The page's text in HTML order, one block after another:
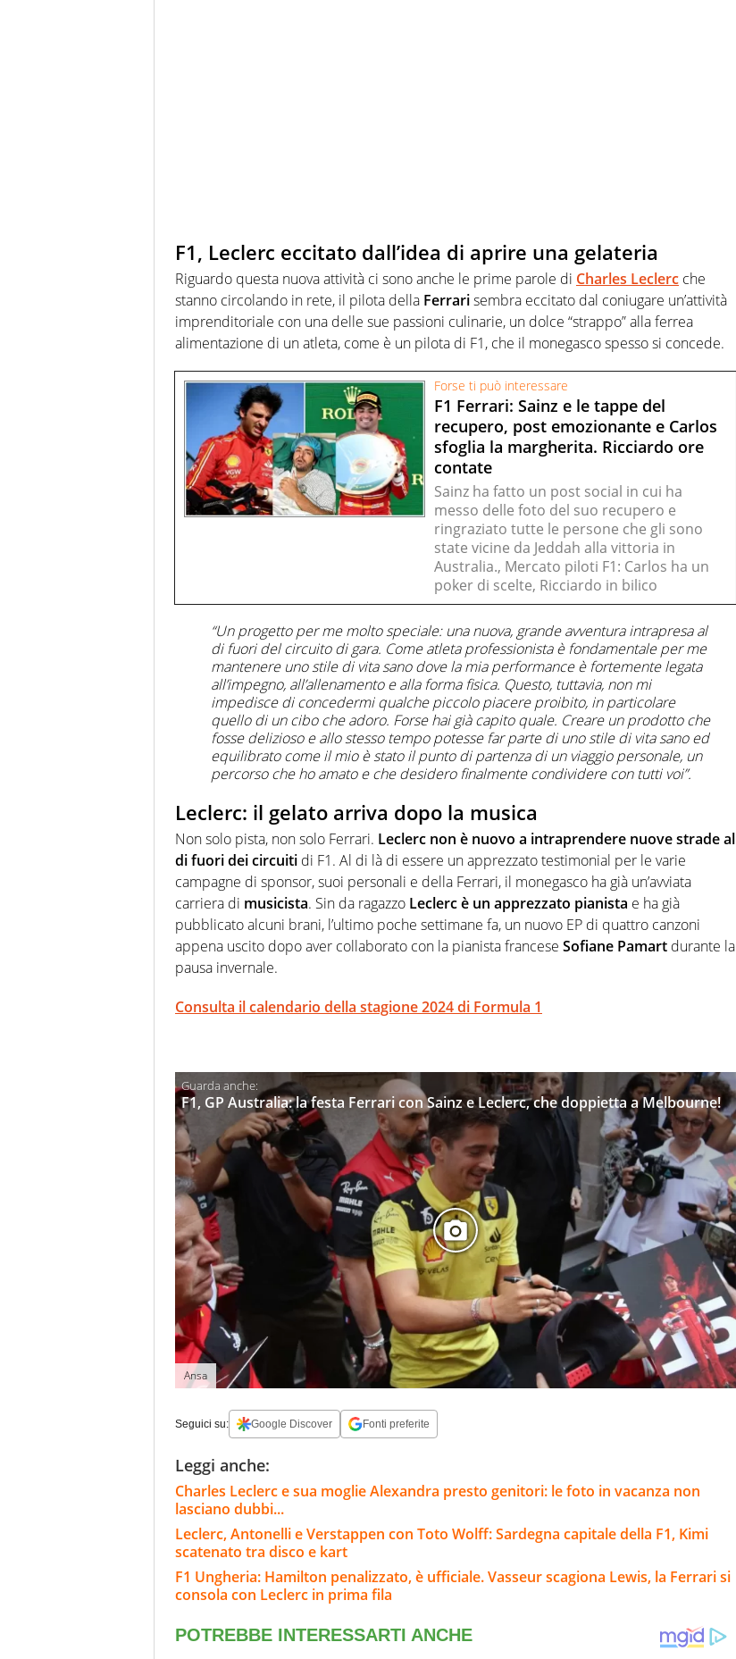
F1, Leclerc eccitato dall’idea di aprire una gelateria
Riguardo questa nuova attività ci sono anche le prime parole di Charles Leclerc che
stanno circolando in rete, il pilota della Ferrarisembra eccitato dal coniugare un’attività
imprenditoriale con una delle sue passioni culinarie, un dolce “strappo” alla ferrea
alimentazione di un atleta, come è un pilota di F1, che il monegasco spesso si concede.
Forse ti può interessare
F1 Ferrari: Sainz e le tappe del
recupero, post emozionante e Carlos
sfoglia la margherita. Ricciardo ore
contate
Sainz ha fatto un post social in cui ha
messo delle foto del suo recupero e
ringraziato tutte le persone che gli sono
state vicine da Jeddah alla vittoria in
Australia., Mercato piloti F1: Carlos ha un
poker di scelte, Ricciardo in bilico
“Un progetto per me molto speciale: una nuova, grande avventura intrapresa al
di fuori del circuito di gara. Come atleta professionista è fondamentale per me
mantenere uno stile di vita sano dove la mia performance è fortemente legata
all’impegno, all’allenamento e alla forma fisica. Questo, tuttavia, non mi
impedisce di concedermi qualche piccolo piacere proibito, in particolare
quello di un cibo che adoro. Forse hai già capito quale. Creare un prodotto che
fosse delizioso e allo stesso tempo potesse far parte di uno stile di vita sano ed
equilibrato come il mio è stato il punto di partenza di un viaggio personale, un
percorso che ho amato e che desidero finalmente condividere con tutti voi”.
Leclerc: il gelato arriva dopo la musica
Non solo pista, non solo Ferrari. Leclerc non è nuovo a intraprendere nuove strade al
di fuori dei circuiti di F1. Al di là di essere un apprezzato testimonial per le varie
campagne di sponsor, suoi personali e della Ferrari, il monegasco ha già un’avviata
carriera di musicista. Sin da ragazzo Leclerc è un apprezzato pianista e ha già
pubblicato alcuni brani, l’ultimo poche settimane fa, un nuovo EP di quattro canzoni
appena uscito dopo aver collaborato con la pianista francese Sofiane Pamart durante la
pausa invernale.
Consulta il calendario della stagione 2024 di Formula 1
F1, GP Australia: la festa Ferrari con Sainz e Leclerc, che doppietta a Melbourne!
Ansa
Seguici su: Google Discover Fonti preferite
Leggi anche:
Charles Leclerc e sua moglie Alexandra presto genitori: le foto in vacanza non
lasciano dubbi...
Leclerc, Antonelli e Verstappen con Toto Wolff: Sardegna capitale della F1, Kimi
scatenato tra disco e kart
F1 Ungheria: Hamilton penalizzato, è ufficiale. Vasseur scagiona Lewis, la Ferrari si
consola con Leclerc in prima fila